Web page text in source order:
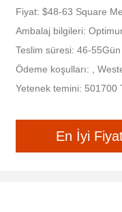
Fiyat: $48-63 Square
Ambalaj bilgileri:
Teslim süresi: 46-
Ödeme koşulları: ,
Yetenek temini: 501700
En İyi